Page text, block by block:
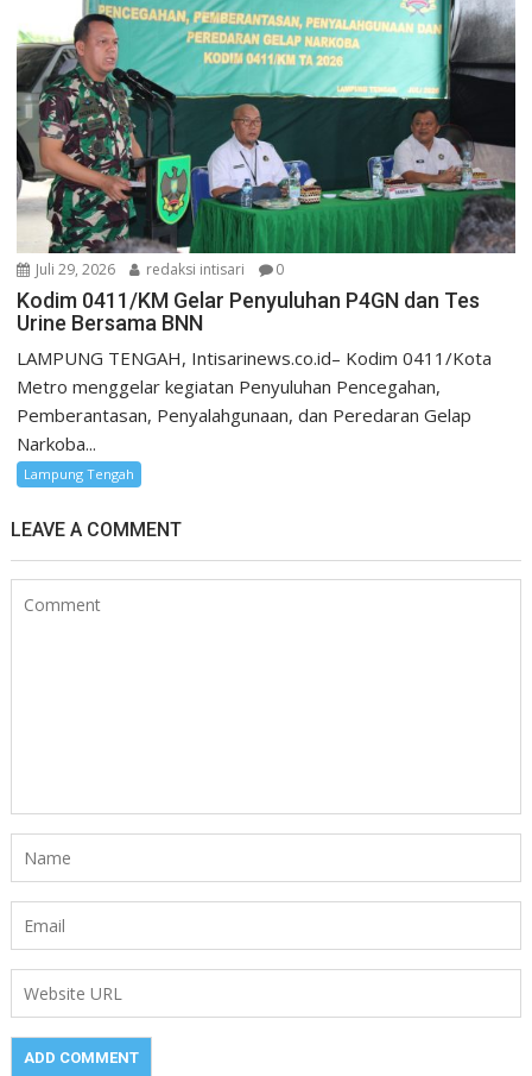
Juli 29, 2026 redaksi intisari 0
Kodim 0411/KM Gelar Penyuluhan P4GN dan Tes
Urine Bersama BNN
LAMPUNG TENGAH, Intisarinews.co.id– Kodim 0411/Kota
Metro menggelar kegiatan Penyuluhan Pencegahan,
Pemberantasan, Penyalahgunaan, dan Peredaran Gelap
Narkoba...
Lampung Tengah
LEAVE A COMMENT